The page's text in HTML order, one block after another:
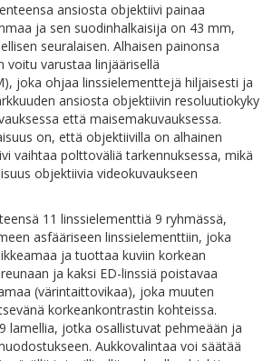
ansiosta objektiivi painaa
ja sen suodinhalkaisija on 43 mm,
seuralaisen. Alhaisen painonsa
voitu varustaa linjäärisellä
joka ohjaa linssielementtejä hiljaisesti ja
ansiosta objektiivin resoluutiokyky
että maisemakuvauksessa.
on, että objektiivilla on alhainen
vaihtaa polttoväliä tarkennuksessa, mikä
objektiivia videokuvaukseen
11 linssielementtiä 9 ryhmässä,
asfääriseen linssielementtiin, joka
ja tuottaa kuviin korkean
ja kaksi ED-linssiä poistavaa
(värintaittovikaa), joka muuten
korkeankontrastin kohteissa.
lamellia, jotka osallistuvat pehmeään ja
Aukkovalintaa voi säätää